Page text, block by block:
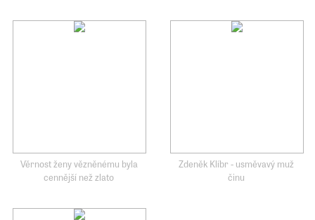
Věrnost ženy vězněnému byla
cennější než zlato
Zdeněk Klíbr - usměvavý muž
činu